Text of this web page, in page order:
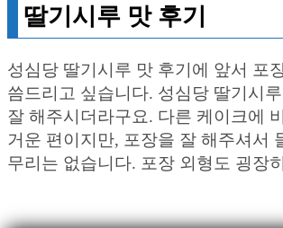
딸기시루 맛 후기
성심당 딸기시루 맛 후기에 앞서 포
씀드리고 싶습니다. 성심당 딸기시
잘 해주시더라구요. 다른 케이크에
거운 편이지만, 포장을 잘 해주셔서
무리는 없습니다. 포장 외형도 굉장